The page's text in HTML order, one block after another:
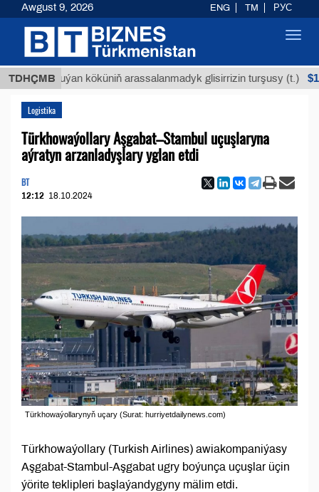
TDHÇMB
Buýan köküniň arassalanmadyk glisirrizin turşusy (t.) $12935,18
Logistika
Türkhowaýollary Aşgabat–Stambul uçuşlaryna
aýratyn arzanladyşlary yglan etdi
BT
12:12 18.10.2024
Türkhоwaýollarynyň uçary (Surat: hurriyetdailynews.com)
Türkhowaýollary (Turkish Airlines) awiakompaniýasy
Aşgabat-Stambul-Aşgabat ugry boýunça uçuşlar üçin
ýörite teklipleri başlaýandygyny mälim etdi.
Awgust 9, 2026 ENG TM РУС